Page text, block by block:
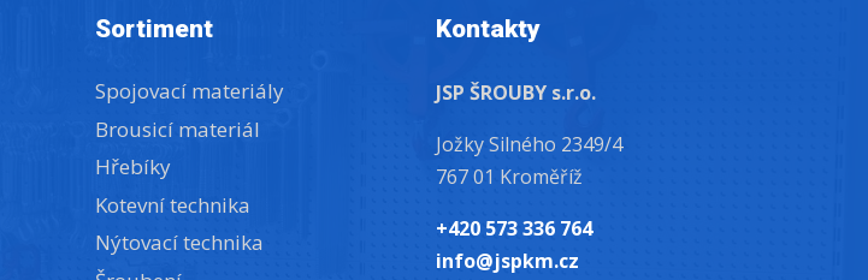
Sortiment
Spojovací materiály
Brousicí materiál
Hřebíky
Kotevní technika
Nýtovací technika
Kontakty
JSP ŠROUBY s.r.o.
Jožky Silného 2349/4
767 01 Kroměříž
+420 573 336 764
info@jspkm.cz